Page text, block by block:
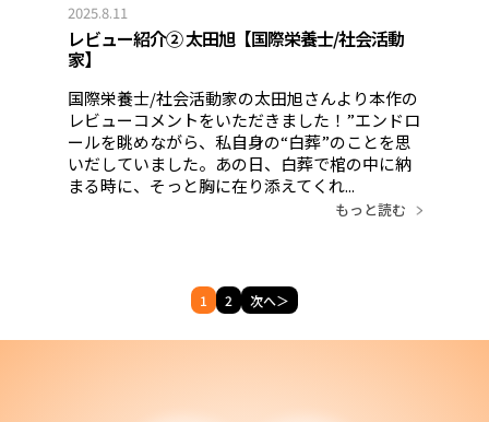
2025.8.11
レビュー紹介② 太田旭【国際栄養士/社会活動
家】
国際栄養士/社会活動家の太田旭さんより本作の
レビューコメントをいただきました！”エンドロ
ールを眺めながら、私自身の“白葬”のことを思
いだしていました。あの日、白葬で棺の中に納
まる時に、そっと胸に在り添えてくれ...
もっと読む
1 2 次へ＞